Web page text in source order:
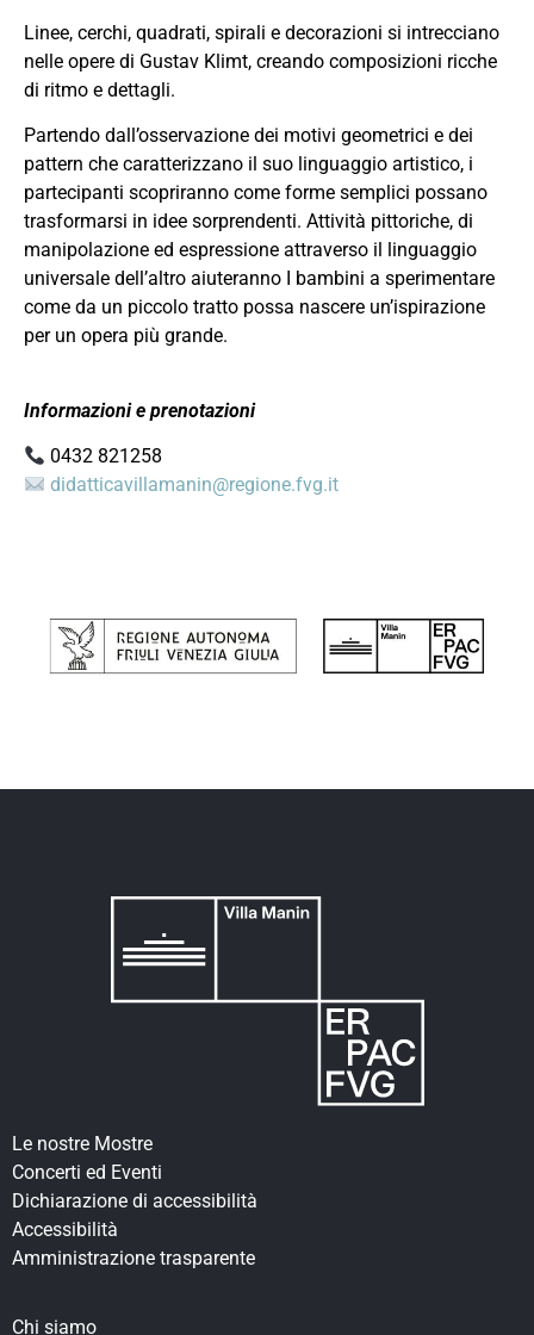
Linee, cerchi, quadrati, spirali e decorazioni si intrecciano
nelle opere di Gustav Klimt, creando composizioni ricche
di ritmo e dettagli.
Partendo dall’osservazione dei motivi geometrici e dei
pattern che caratterizzano il suo linguaggio artistico, i
partecipanti scopriranno come forme semplici possano
trasformarsi in idee sorprendenti. Attività pittoriche, di
manipolazione ed espressione attraverso il linguaggio
universale dell’altro aiuteranno I bambini a sperimentare
come da un piccolo tratto possa nascere un’ispirazione
per un opera più grande.
Informazioni e prenotazioni
0432 821258
didatticavillamanin@regione.fvg.it
Le nostre Mostre
Concerti ed Eventi
Dichiarazione di accessibilità
Accessibilità
Amministrazione trasparente
Chi siamo